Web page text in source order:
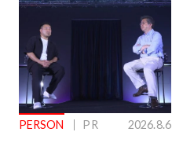
PERSON PR 2026.8.6